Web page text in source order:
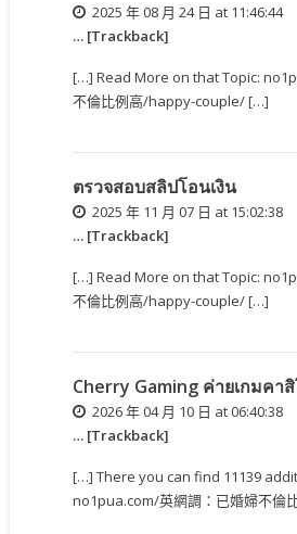
2025 年 08 月 24 日 at 11:46:44
… [Trackback]
[…] Read More on that Topic:
不倫比例高/happy-couple/ […]
ตรวจสอบสลิปโอนเงิน
2025 年 11 月 07 日 at 15:02:38
… [Trackback]
[…] Read More on that Topic:
不倫比例高/happy-couple/ […]
Cherry Gaming ค่ายเกมคา
2026 年 04 月 10 日 at 06:40:38
… [Trackback]
[…] There you can find 11139
no1pua.com/英網調：已婚婦不